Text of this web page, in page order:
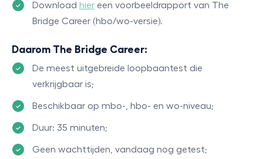
Download hier een voorbeeldrapport van The
Bridge Career (hbo/wo-versie).
Daarom The Bridge Career:
De meest uitgebreide loopbaantest die
verkrijgbaar is;
Beschikbaar op mbo-, hbo- en wo-niveau;
Duur: 35 minuten;
Geen wachttijden, vandaag nog getest;